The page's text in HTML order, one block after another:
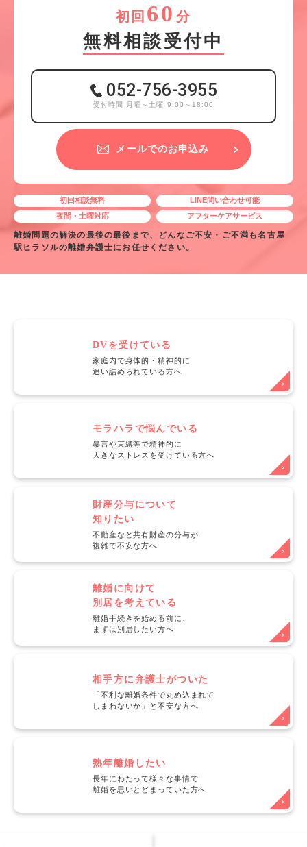
初回 60 分
無料相談受付中
052-756-3955
受付時間 月曜～土曜 9:00～18:00
メールでのお申込み
初回相談無料
LINE問い合わせ可能
夜間・土曜対応
アフターケアサービス
離婚問題の解決の最後の最後まで、どんなご不安・ご不満も名古屋
駅ヒラソルの離婚弁護士にお任せください。
DVを受けている
家庭内で身体的・精神的に
追い詰められている方へ
モラハラで悩んでいる
暴言や束縛等で精神的に
大きなストレスを受けている方へ
財産分与について
知りたい
不動産など共有財産の分与が
複雑で不安な方へ
離婚に向けて
別居を考えている
離婚手続きを始める前に、
まずは別居したい方へ
相手方に弁護士がついた
「不利な離婚条件で丸め込まれて
しまわないか」と不安な方へ
熟年離婚したい
長年にわたって様々な事情で
離婚を思いとどまっていた方へ